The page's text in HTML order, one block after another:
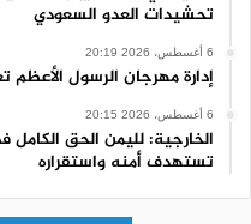
تحشيدات العدو السعودي
6 أغسطس، 2026 20:19
إدارة مهرجان الرسول الأعظم
6 أغسطس، 2026 20:15
الخارجية: لليمن الحق
تستهدف أمنه واستقراره